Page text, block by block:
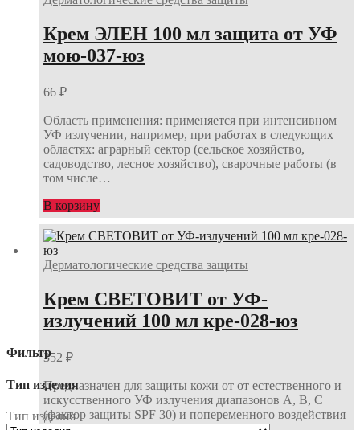
Крем ЭЛЕН 100 мл защита от УФ
мою-037-юз
66 ₽
Область применения: применяется при интенсивном
УФ излучении, например, при работах в следующих
областях: аграрный сектор (сельское хозяйство,
садоводство, лесное хозяйство), сварочные работы (в
том числе…
В корзину
Дерматологические средства защиты
Крем СВЕТОВИТ от УФ-
излучений 100 мл кре-028-юз
352 ₽
Предназначен для защиты кожи от от естественного и
искусственного УФ излучения диапазонов А, В, С
(фактор защиты SPF 30) и попеременного воздействия
Фильтр
Тип изделия
Тип изделия